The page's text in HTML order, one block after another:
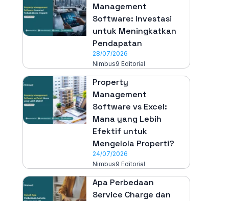
Management
Software: Investasi
untuk Meningkatkan
Pendapatan
28/07/2026
Nimbus9 Editorial
Property
Management
Software vs Excel:
Mana yang Lebih
Efektif untuk
Mengelola Properti?
24/07/2026
Nimbus9 Editorial
Apa Perbedaan
Service Charge dan